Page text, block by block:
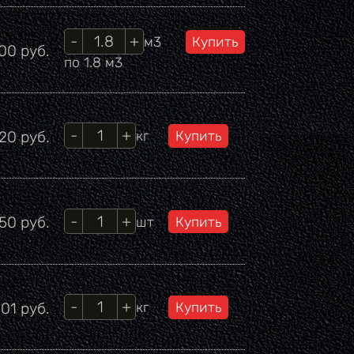
руб.
Кол-во
м3
по 1.8 м3
руб. Кол-во кг
руб. Кол-во шт
руб. Кол-во кг